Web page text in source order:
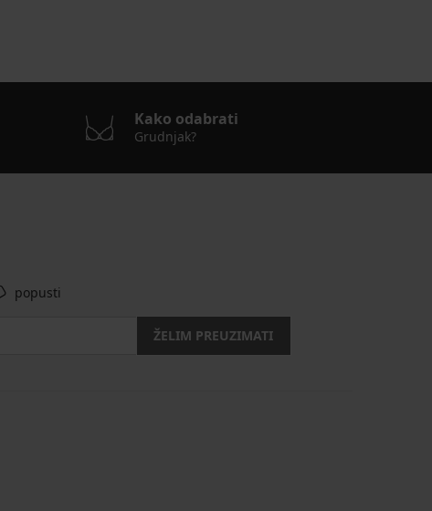
Kako odabrati
Grudnjak?
popusti
ŽELIM PREUZIMATI